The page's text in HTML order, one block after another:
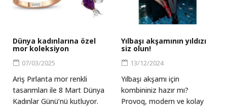
Dünya kadınlarına özel
mor koleksiyon
07/03/2025
Ariş Pırlanta mor renkli
tasarımları ile 8 Mart Dünya
Kadınlar Günü’nü kutluyor.
Yılbaşı akşamının yıldızı
siz olun!
13/12/2024
Yılbaşı akşamı için
kombininiz hazır mı?
Provoq, modern ve kolay